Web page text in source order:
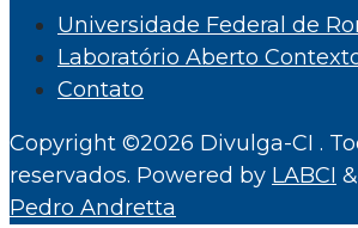
Universidade Federal de
Laboratório Aberto
Contato
Copyright ©2026 Divulga-CI .
reservados. Powered by LABCI &
Pedro Andretta